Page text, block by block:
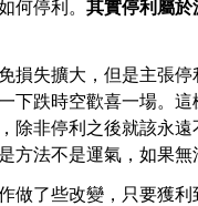
何停利。 其實停利屬於
損失擴大，但是主張
下跌時空歡喜一場。
除非停利之後就該永
方法不是運氣，如果無
做了些改變，只要獲